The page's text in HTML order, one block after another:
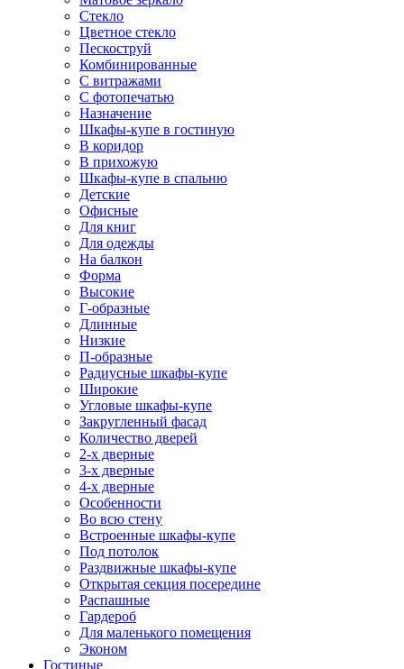
Стекло
Цветное стекло
Пескоструй
Комбинированные
С витражами
С фотопечатью
Назначение
Шкафы-купе в гостиную
В коридор
В прихожую
Шкафы-купе в спальню
Детские
Офисные
Для книг
Для одежды
На балкон
Форма
Высокие
Г-образные
Длинные
Низкие
П-образные
Радиусные шкафы-купе
Широкие
Угловые шкафы-купе
Закругленный фасад
Количество дверей
2-х дверные
3-х дверные
4-х дверные
Особенности
Во всю стену
Встроенные шкафы-купе
Под потолок
Раздвижные шкафы-купе
Открытая секция посередине
Распашные
Гардероб
Для маленького помещения
Эконом
Гостиные